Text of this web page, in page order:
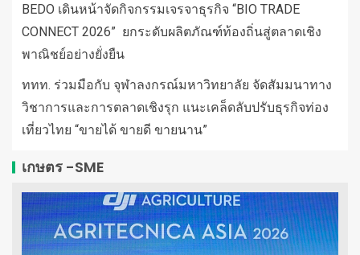
BEDO เดินหน้าจัดกิจกรรมเจรจาธุรกิจ “BIO TRADE
CONNECT 2026” ยกระดับผลิตภัณฑ์ท้องถิ่นสู่ตลาดเชิง
พาณิชย์อย่างยั่งยืน
ททท. ร่วมมือกับ จุฬาลงกรณ์มหาวิทยาลัย จัดสัมมนาทาง
วิชาการและการตลาดเชิงรุก แนะเคล็ดลับปรับธุรกิจท่อง
เที่ยวไทย “ขายได้ ขายดี ขายนาน”
เกษตร -SME